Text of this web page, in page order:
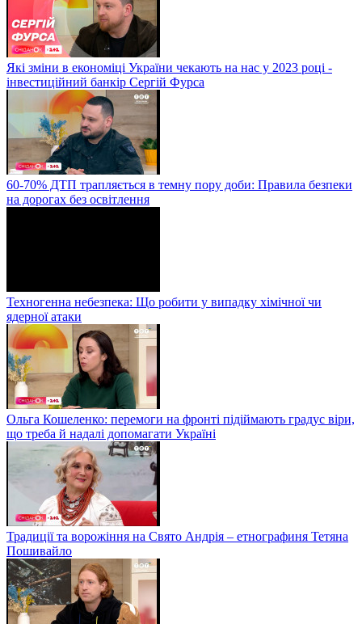
Які зміни в економіці України чекають на нас у 2023 році -
інвестиційний банкір Сергій Фурса
60-70% ДТП трапляється в темну пору доби: Правила безпеки
на дорогах без освітлення
Техногенна небезпека: Що робити у випадку хімічної чи
ядерної атаки
Ольга Кошеленко: перемоги на фронті підіймають градус віри,
що треба й надалі допомагати Україні
Традиції та ворожіння на Свято Андрія – етнографиня Тетяна
Пошивайло